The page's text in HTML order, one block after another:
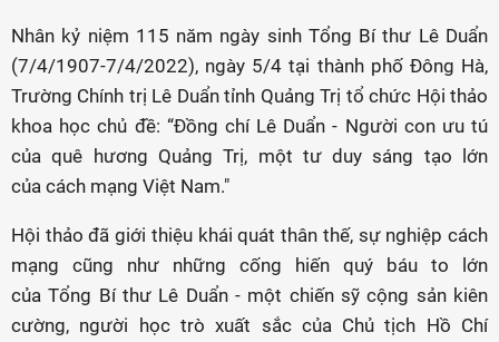
Nhân kỷ niệm 115 năm ngày sinh Tổng Bí thư Lê Duẩn
(7/4/1907-7/4/2022), ngày 5/4 tại thành phố Đông Hà,
Trường Chính trị Lê Duẩn tỉnh Quảng Trị tổ chức Hội thảo
khoa học chủ đề: “Đồng chí Lê Duẩn - Người con ưu tú
của quê hương Quảng Trị, một tư duy sáng tạo lớn
của cách mạng Việt Nam."
Hội thảo đã giới thiệu khái quát thân thế, sự nghiệp cách
mạng cũng như những cống hiến quý báu to lớn
của Tổng Bí thư Lê Duẩn - một chiến sỹ cộng sản kiên
cường, người học trò xuất sắc của Chủ tịch Hồ Chí